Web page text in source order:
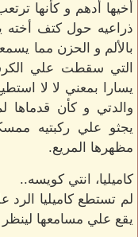
أخيها أدهم و كأنها
ذراعيه حول كتف أخته
بالألم و الحزن مما
التي سقطت علي
يسارا بمعني لا لا
والدتي و كأن قدماها
يجثو علي ركبتيه
مظهرها المريع.
كاميليا، انتي كويسه..
لم تستطع كاميليا
يقع علي مسامعها لينظر